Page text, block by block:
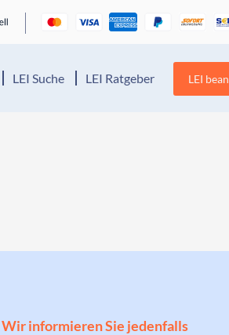
LEI Suche LEI Ratgeber LEI
Wir informieren Sie jedenfalls